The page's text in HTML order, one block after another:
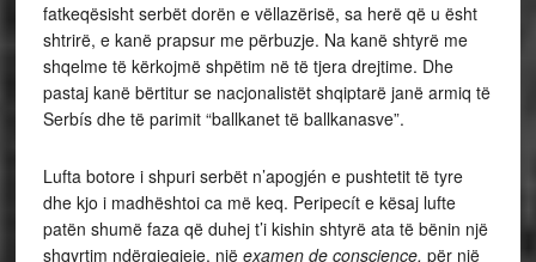
fatkeqësisht serbët dorën e vëllazërisë, sa herë që u ësht
shtrirë, e kanë prapsur me përbuzje. Na kanë shtyrë me
shqelme të kërkojmë shpëtim në të tjera drejtime. Dhe
pastaj kanë bërtitur se nacjonalistët shqiptarë janë armiq të
Serbís dhe të parimit “ballkanet të ballkanasve”.
Lufta botore i shpuri serbët n’apogjén e pushtetit të tyre
dhe kjo i madhështoi ca më keq. Peripecít e kësaj lufte
patën shumë faza që duhej t’i kishin shtyrë ata të bënin një
shqyrtim ndërgjegjeje, një examen de conscience, për një